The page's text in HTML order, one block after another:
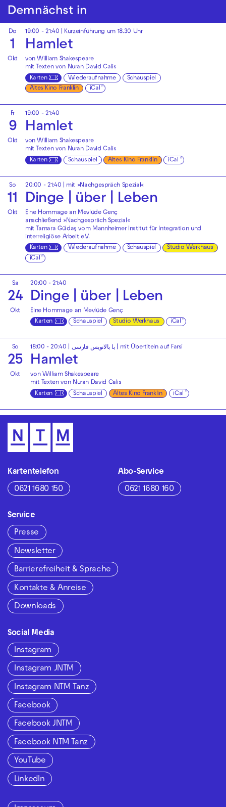
Demnächst in
Do
1
Okt
19:00 - 21:40 | Kurzeinführung um 18.30 Uhr
Hamlet
von William Shakespeare
mit Texten von Nuran David Calis
Karten
Wiederaufnahme
Schauspiel
Altes Kino Franklin
iCal
Fr
9
Okt
19:00 - 21:40
Hamlet
von William Shakespeare
mit Texten von Nuran David Calis
Karten
Schauspiel Altes Kino Franklin iCal
So
11
Okt
20:00 - 21:40 | mit »Nachgespräch Spezial«
Dinge | über | Leben
Eine Hommage an Mevlüde Genç
anschließend »Nachgespräch Spezial«
mit Tamara Güldaş vom Mannheimer Institut für Integration und
interreligiöse Arbeit e.V.
Karten
Wiederaufnahme Schauspiel
Studio Werkhaus
iCal
Sa
24
Okt
20:00 - 21:40
Dinge | über | Leben
Eine Hommage an Mevlüde Genç
Karten
Schauspiel Studio Werkhaus iCal
So
25
Okt
18:00 - 20:40 با بالانویس فارسی | mit Übertiteln auf Farsi
Hamlet
von William Shakespeare
mit Texten von Nuran David Calis
Karten
Schauspiel Altes Kino Franklin iCal
Kartentelefon
0621 1680 150
Abo-Service
0621 1680 160
Service
Presse
Newsletter
Barrierefreiheit & Sprache
Kontakte & Anreise
Downloads
Social Media
Instagram
Instagram JNTM
Instagram NTM Tanz
Facebook
Facebook JNTM
Facebook NTM Tanz
YouTube
LinkedIn